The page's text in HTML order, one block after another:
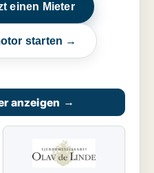
einen Mieter
starten →
anzeigen →